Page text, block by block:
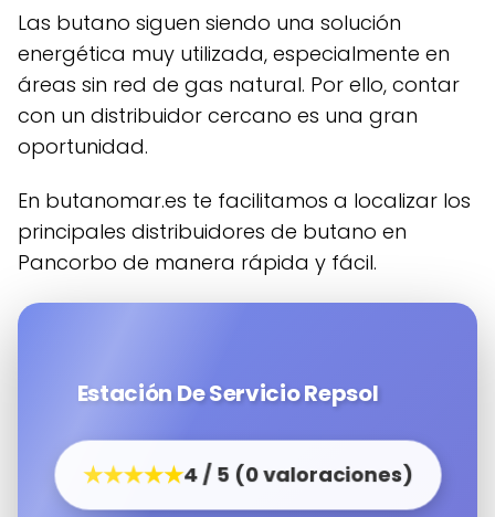
Las butano siguen siendo una solución
energética muy utilizada, especialmente en
áreas sin red de gas natural. Por ello, contar
con un distribuidor cercano es una gran
oportunidad.
En butanomar.es te facilitamos a localizar los
principales distribuidores de butano en
Pancorbo de manera rápida y fácil.
Estación De Servicio Repsol
★★★★★4 / 5 (0 valoraciones)